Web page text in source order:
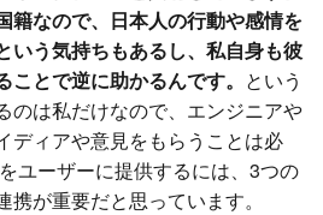
籍なので、日本人の行動や感情を
いう気持ちもあるし、私自身も彼
とで逆に助かるんです。 という
のは私だけなので、エンジニアや
ディアや意見をもらうことは必
ユーザーに提供するには、3つの
が重要だと思っています。